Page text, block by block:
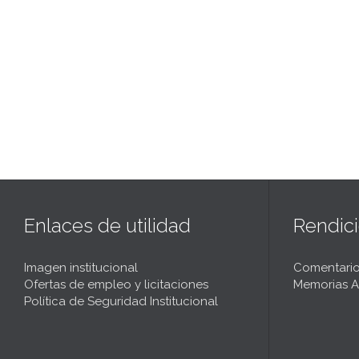
Enlaces de utilidad
Imagen institucional
Ofertas de empleo y licitaciones
Política de Seguridad Institucional
Memorias